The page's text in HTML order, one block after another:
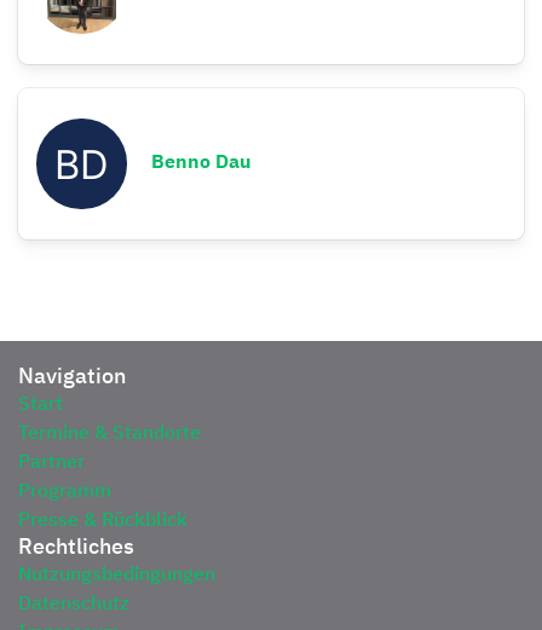
Benno Dau
Navigation
Start
Termine & Standorte
Partner
Programm
Presse & Rückblick
Rechtliches
Nutzungsbedingungen
Datenschutz